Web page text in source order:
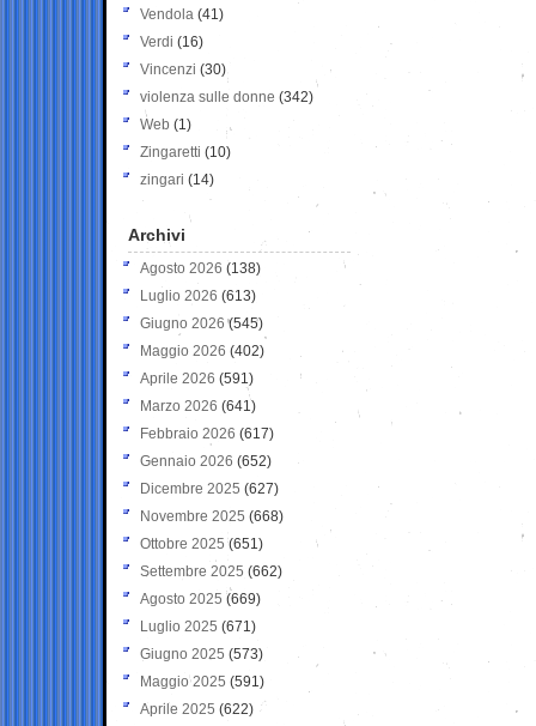
Vendola (41)
Verdi (16)
Vincenzi (30)
violenza sulle donne (342)
Web (1)
Zingaretti (10)
zingari (14)
Archivi
Agosto 2026 (138)
Luglio 2026 (613)
Giugno 2026 (545)
Maggio 2026 (402)
Aprile 2026 (591)
Marzo 2026 (641)
Febbraio 2026 (617)
Gennaio 2026 (652)
Dicembre 2025 (627)
Novembre 2025 (668)
Ottobre 2025 (651)
Settembre 2025 (662)
Agosto 2025 (669)
Luglio 2025 (671)
Giugno 2025 (573)
Maggio 2025 (591)
Aprile 2025 (622)